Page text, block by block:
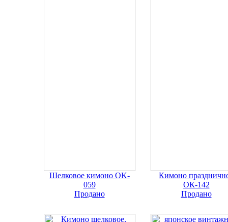
Шелковое кимоно OK-
059
Продано
Кимоно
ОК-142
Продано